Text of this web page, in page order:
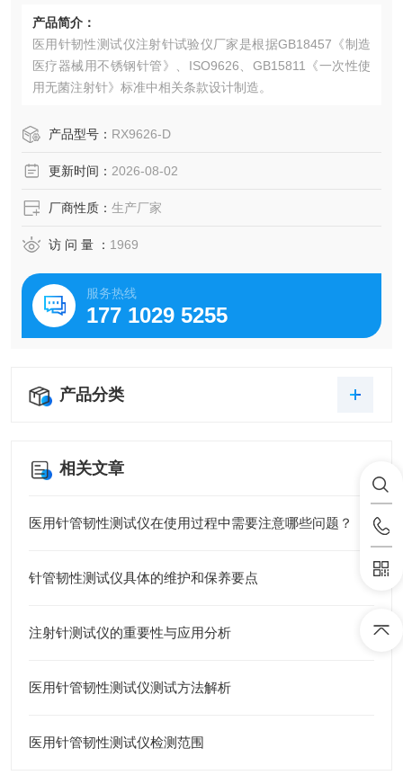
产品简介：
医用针韧性测试仪注射针试验仪厂家是根据GB18457《制造
医疗器械用不锈钢针管》、ISO9626、GB15811《一次性使
用无菌注射针》标准中相关条款设计制造。
产品型号： RX9626-D
更新时间： 2026-08-02
厂商性质： 生产厂家
访 问 量 ： 1969
服务热线
177 1029 5255
产品分类
相关文章
医用针管韧性测试仪在使用过程中需要注意哪些问题？
针管韧性测试仪具体的维护和保养要点
注射针测试仪的重要性与应用分析
医用针管韧性测试仪测试方法解析
医用针管韧性测试仪检测范围